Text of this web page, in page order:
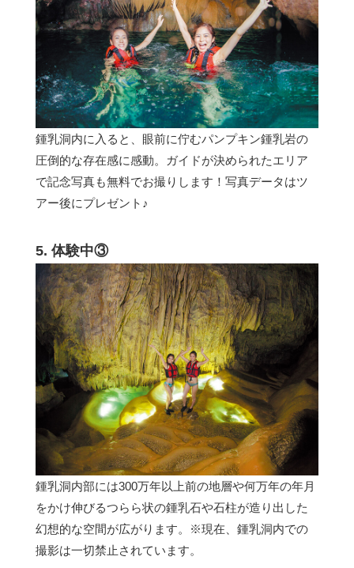
鍾乳洞内に入ると、眼前に佇むパンプキン鍾乳岩の
圧倒的な存在感に感動。ガイドが決められたエリア
で記念写真も無料でお撮りします！写真データはツ
アー後にプレゼント♪
5. 体験中③
鍾乳洞内部には300万年以上前の地層や何万年の年月
をかけ伸びるつらら状の鍾乳石や石柱が造り出した
幻想的な空間が広がります。※現在、鍾乳洞内での
撮影は一切禁止されています。